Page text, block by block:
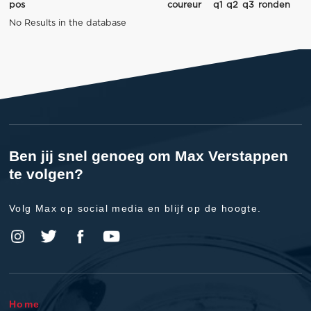
pos coureur q1 q2 q3 ronden
No Results in the database
Ben jij snel genoeg om Max Verstappen
te volgen?
Volg Max op social media en blijf op de hoogte.
Home